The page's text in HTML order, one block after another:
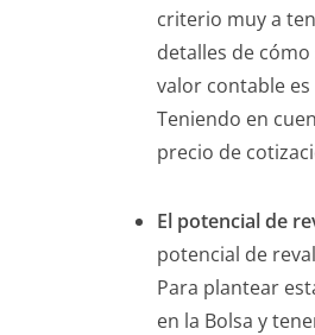
criterio muy a
detalles de
valor contable
Teniendo en
precio de
El potencial de
potencial de
Para plantear
en la Bolsa y